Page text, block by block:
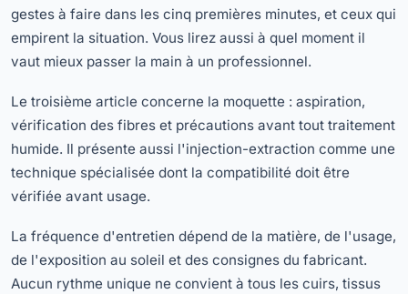
gestes à faire dans les cinq premières minutes, et ceux qui
empirent la situation. Vous lirez aussi à quel moment il
vaut mieux passer la main à un professionnel.
Le troisième article concerne la moquette : aspiration,
vérification des fibres et précautions avant tout traitement
humide. Il présente aussi l'injection-extraction comme une
technique spécialisée dont la compatibilité doit être
vérifiée avant usage.
La fréquence d'entretien dépend de la matière, de l'usage,
de l'exposition au soleil et des consignes du fabricant.
Aucun rythme unique ne convient à tous les cuirs, tissus